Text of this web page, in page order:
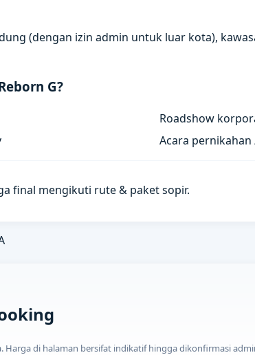
(dengan izin admin untuk luar kota),
G?
Roadshow
Acara
final mengikuti rute & paket sopir.
Harga di halaman bersifat indikatif hingga dikonfirmasi